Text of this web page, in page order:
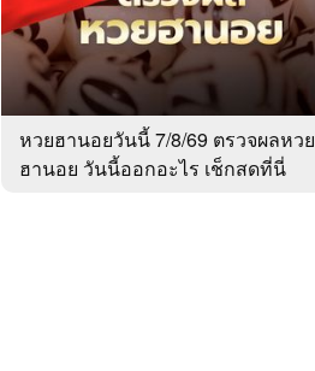
Sanook
ข่าว
หวยฮานอยวันนี้ 7/8/69 ตรวจผลหวย
ฮานอย วันนี้ออกอะไร เช็กสดที่นี่